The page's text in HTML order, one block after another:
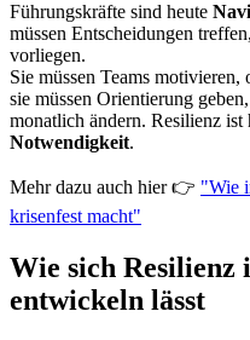
Führungskräfte sind heute
müssen Entscheidungen
vorliegen.
Sie müssen Teams
sie müssen Orientierung
monatlich ändern. Resilienz
Notwendigkeit.
Mehr dazu auch hier 👉 "Wie
krisenfest macht"
Wie sich Resilienz
entwickeln lässt